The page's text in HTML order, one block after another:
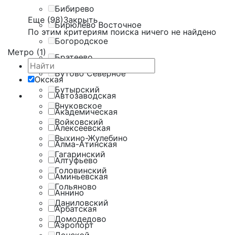
Бибирево
Бирюлёво Восточное
Богородское
Братеево
Бутово Северное
Бутырский
Внуковское
Войковский
Выхино-Жулебино
Гагаринский
Головинский
Гольяново
Даниловский
Домодедово
Еще (98)Закрыть
По этим критериям поиска ничего не найдено
Метро (1)
Окская
Автозаводская
Академическая
Алексеевская
Алма-Атинская
Алтуфьево
Аминьевская
Аннино
Арбатская
Аэропорт